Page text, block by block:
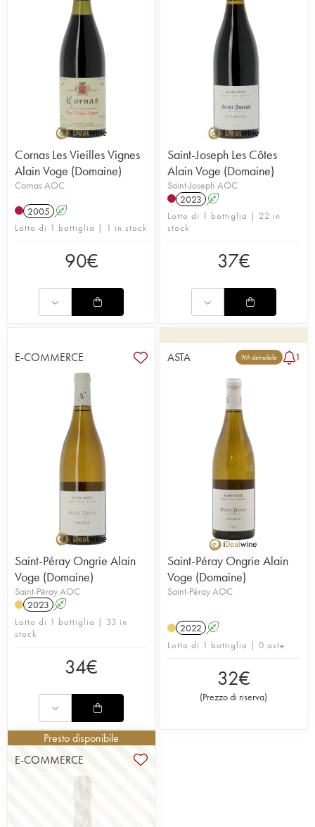
Cornas Les Vieilles Vignes
Alain Voge (Domaine)
Cornas AOC
2005 A
Lotto di 1 bottiglia | 1 in stock
90€
Saint-Joseph Les Côtes
Alain Voge (Domaine)
Saint-Joseph AOC
2023 A
Lotto di 1 bottiglia | 22 in
stock
37€
E-COMMERCE
Saint-Péray Ongrie Alain
Voge (Domaine)
Saint-Péray AOC
2023 A
Lotto di 1 bottiglia | 33 in
stock
34€
ASTA IVA detraibile 1
Saint-Péray Ongrie Alain
Voge (Domaine)
Saint-Péray AOC
2022 A
Lotto di 1 bottiglia | 0 aste
32€
(Prezzo di riserva)
Presto disponibile
E-COMMERCE